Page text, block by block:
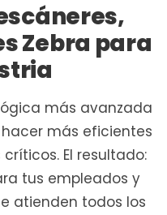
Zebra para
más avanzada
más eficientes
El resultado:
tus empleados y
atienden todos los